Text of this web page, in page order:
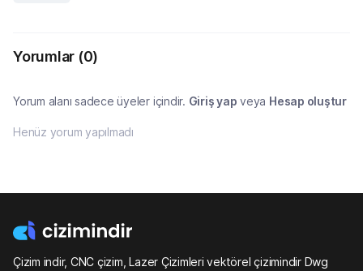
Yorumlar (0)
Yorum alanı sadece üyeler içindir. Giriş yap veya Hesap oluştur
Henüz yorum yapılmadı
Çizim indir, CNC çizim, Lazer Çizimleri vektörel çizimindir Dwg